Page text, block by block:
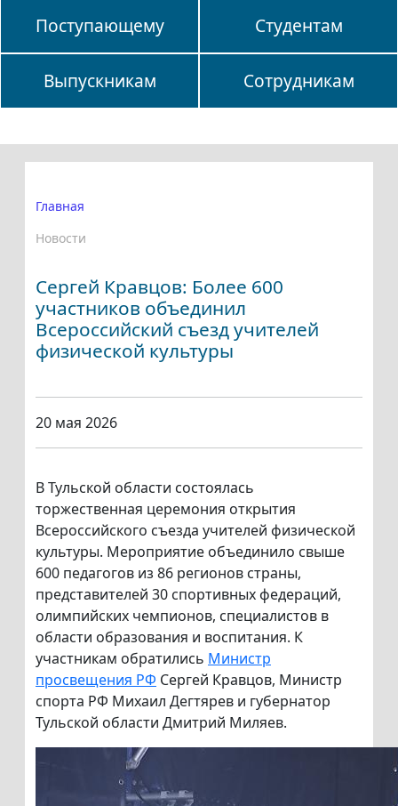
Поступающему Студентам
Выпускникам Сотрудникам
Главная
Новости
Сергей Кравцов: Более 600
участников объединил
Всероссийский съезд учителей
физической культуры
20 мая 2026
В Тульской области состоялась
торжественная церемония открытия
Всероссийского съезда учителей физической
культуры. Мероприятие объединило свыше
600 педагогов из 86 регионов страны,
представителей 30 спортивных федераций,
олимпийских чемпионов, специалистов в
области образования и воспитания. К
участникам обратились Министр
просвещения РФ Сергей Кравцов, Министр
спорта РФ Михаил Дегтярев и губернатор
Тульской области Дмитрий Миляев.